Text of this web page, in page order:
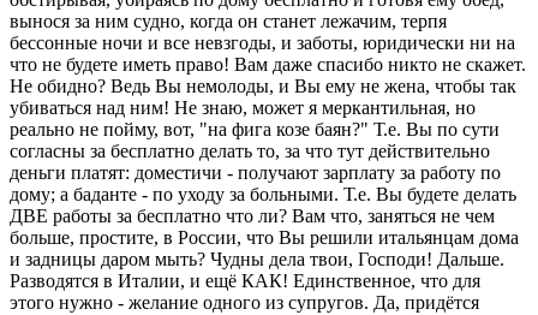
вынося за ним судно, когда он станет лежачим, терпя
бессонные ночи и все невзгоды, и заботы, юридически ни на
что не будете иметь право! Вам даже спасибо никто не скажет.
Не обидно? Ведь Вы немолоды, и Вы ему не жена, чтобы так
убиваться над ним! Не знаю, может я меркантильная, но
реально не пойму, вот, "на фига козе баян?" Т.е. Вы по сути
согласны за бесплатно делать то, за что тут действительно
деньги платят: доместичи - получают зарплату за работу по
дому; а баданте - по уходу за больными. Т.е. Вы будете делать
ДВЕ работы за бесплатно что ли? Вам что, заняться не чем
больше, простите, в России, что Вы решили итальянцам дома
и задницы даром мыть? Чудны дела твои, Господи! Дальше.
Разводятся в Италии, и ещё КАК! Единственное, что для
этого нужно - желание одного из супругов. Да, придётся